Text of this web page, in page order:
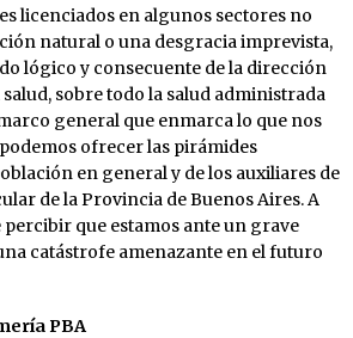
licenciados en algunos sectores no
natural o una desgracia imprevista,
lógico y consecuente de la dirección
salud, sobre todo la salud administrada
general que enmarca lo que nos
ofrecer las pirámides
en general y de los auxiliares de
de la Provincia de Buenos Aires. A
percibir que estamos ante un grave
catástrofe amenazante en el futuro
PBA